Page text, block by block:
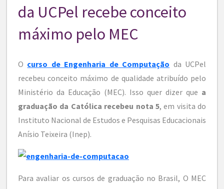
da UCPel recebe conceito
máximo pelo MEC
O curso de Engenharia de Computação da UCPel
recebeu conceito máximo de qualidade atribuído pelo
Ministério da Educação (MEC). Isso quer dizer que a
graduação da Católica recebeu nota 5, em visita do
Instituto Nacional de Estudos e Pesquisas Educacionais
Anísio Teixeira (Inep).
Para avaliar os cursos de graduação no Brasil, O MEC